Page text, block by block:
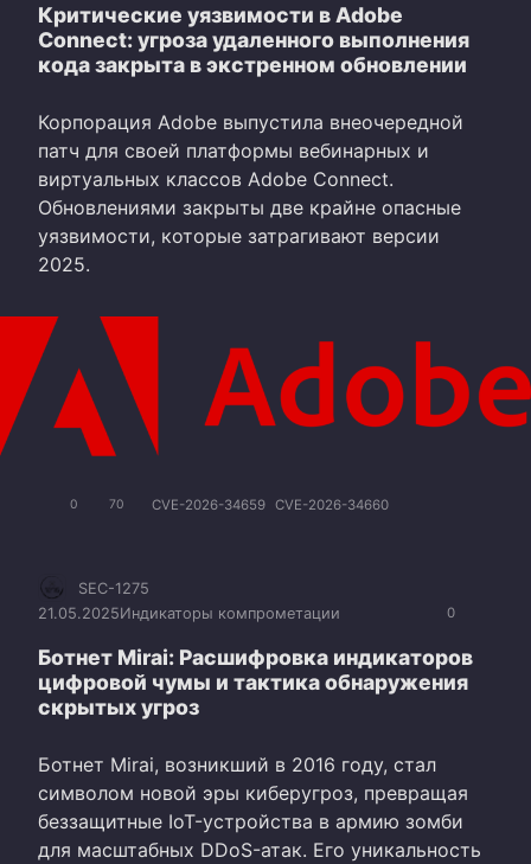
Критические уязвимости в Adobe
Connect: угроза удаленного выполнения
кода закрыта в экстренном обновлении
Корпорация Adobe выпустила внеочередной
патч для своей платформы вебинарных и
виртуальных классов Adobe Connect.
Обновлениями закрыты две крайне опасные
уязвимости, которые затрагивают версии
2025.
0 70 CVE-2026-34659 CVE-2026-34660
0
SEC-1275
21.05.2025Индикаторы компрометации
Ботнет Mirai: Расшифровка индикаторов
цифровой чумы и тактика обнаружения
скрытых угроз
Ботнет Mirai, возникший в 2016 году, стал
символом новой эры киберугроз, превращая
беззащитные IoT-устройства в армию зомби
для масштабных DDoS-атак. Его уникальность